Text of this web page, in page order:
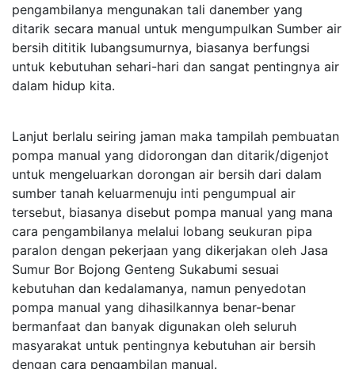
pengambilanya mengunakan tali danember yang
ditarik secara manual untuk mengumpulkan Sumber air
bersih dititik lubangsumurnya, biasanya berfungsi
untuk kebutuhan sehari-hari dan sangat pentingnya air
dalam hidup kita.
Lanjut berlalu seiring jaman maka tampilah pembuatan
pompa manual yang didorongan dan ditarik/digenjot
untuk mengeluarkan dorongan air bersih dari dalam
sumber tanah keluarmenuju inti pengumpual air
tersebut, biasanya disebut pompa manual yang mana
cara pengambilanya melalui lobang seukuran pipa
paralon dengan pekerjaan yang dikerjakan oleh Jasa
Sumur Bor Bojong Genteng Sukabumi sesuai
kebutuhan dan kedalamanya, namun penyedotan
pompa manual yang dihasilkannya benar-benar
bermanfaat dan banyak digunakan oleh seluruh
masyarakat untuk pentingnya kebutuhan air bersih
dengan cara pengambilan manual.